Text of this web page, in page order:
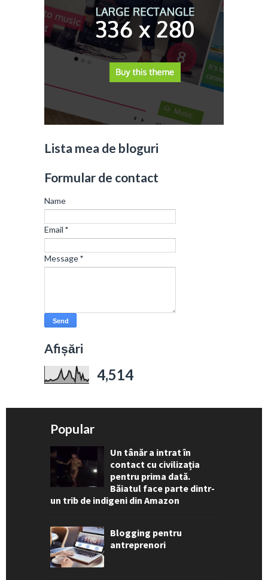
Lista mea de bloguri
Formular de contact
Name
Email *
Message*
Afișări
4,514
Popular
Un tânăr a intrat în
contact cu civilizația
pentru prima dată.
Băiatul face parte dintr-
un trib de indigeni din Amazon
Blogging pentru
antreprenori